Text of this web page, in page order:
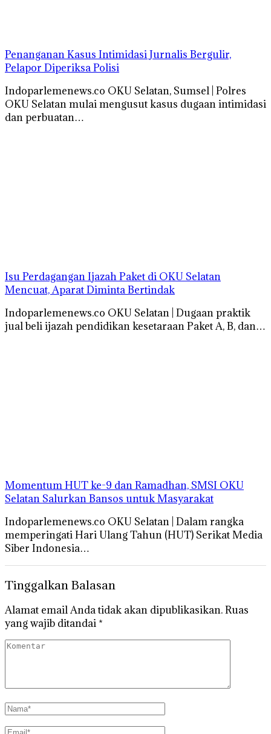
Penanganan Kasus Intimidasi Jurnalis Bergulir,
Pelapor Diperiksa Polisi
Indoparlemenews.co OKU Selatan, Sumsel | Polres
OKU Selatan mulai mengusut kasus dugaan intimidasi
dan perbuatan…
Isu Perdagangan Ijazah Paket di OKU Selatan
Mencuat, Aparat Diminta Bertindak
Indoparlemenews.co OKU Selatan | Dugaan praktik
jual beli ijazah pendidikan kesetaraan Paket A, B, dan…
Momentum HUT ke-9 dan Ramadhan, SMSI OKU
Selatan Salurkan Bansos untuk Masyarakat
Indoparlemenews.co OKU Selatan | Dalam rangka
memperingati Hari Ulang Tahun (HUT) Serikat Media
Siber Indonesia…
Tinggalkan Balasan
Alamat email Anda tidak akan dipublikasikan.Ruas
yang wajib ditandai *